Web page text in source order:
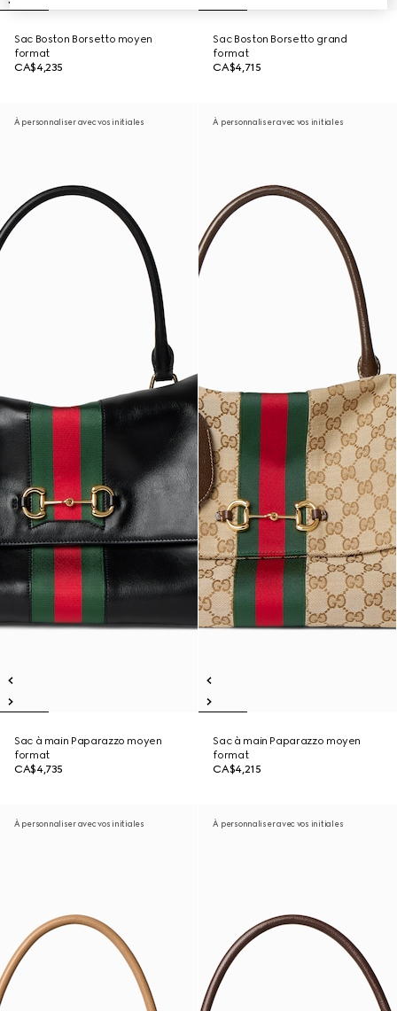
Sac Boston Borsetto moyen
format
CA$4,235
Sac Boston Borsetto grand
format
CA$4,715
À personnaliser avec vos initiales
Sac à main Paparazzo moyen
format
CA$4,735
À personnaliser avec vos initiales
Sac à main Paparazzo moyen
format
CA$4,215
À personnaliser avec vos initiales À personnaliser avec vos initiales